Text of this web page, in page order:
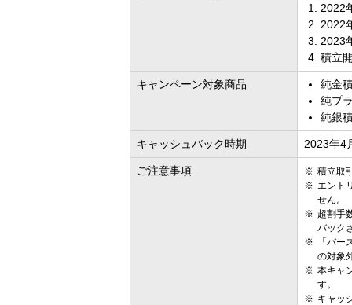
2022
2022
2023
積立
キャンペーン対象商品
純金
純プ
純銀
キャッシュバック時期 2023年4
ご注意事項
積立取
エント
せん。
超割手
バック
「バ
の対象
本キャ
す。
キャッ